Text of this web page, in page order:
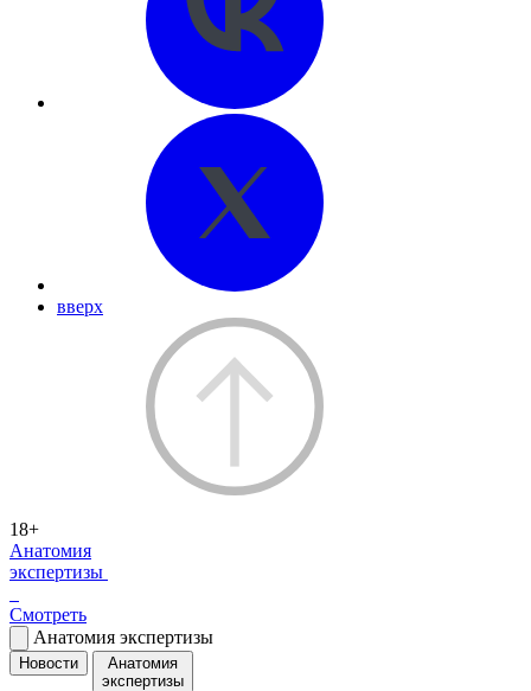
вверх
18+
Анатомия
экспертизы
Смотреть
Анатомия экспертизы
Новости
Анатомия
экспертизы